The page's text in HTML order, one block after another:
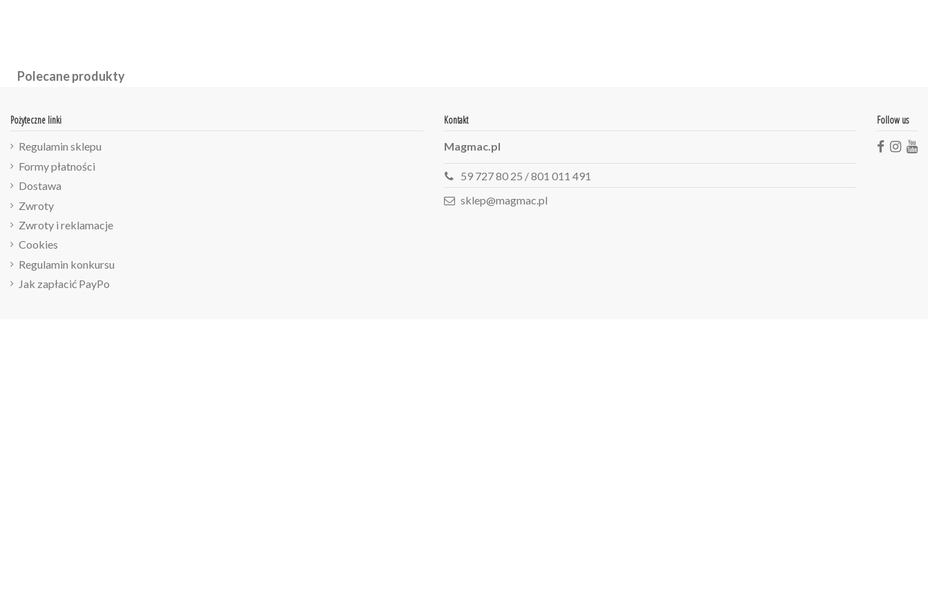
Polecane produkty
Pożyteczne linki
Regulamin sklepu
Formy płatności
Dostawa
Zwroty
Zwroty i reklamacje
Cookies
Regulamin konkursu
Jak zapłacić PayPo
Kontakt
Magmac.pl
59 727 80 25 / 801 011 491
sklep@magmac.pl
Follow us